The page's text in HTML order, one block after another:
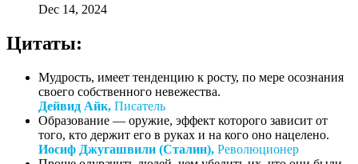
Dec 14, 2024
Цитаты:
Мудрость, имеет тенденцию к росту, по мере осознания
своего собственного невежества.
Дейвид Айк, Писатель
Образование — оружие, эффект которого зависит от
того, кто держит его в руках и на кого оно нацелено.
Иосиф Джугашвили (Сталин), Революционер